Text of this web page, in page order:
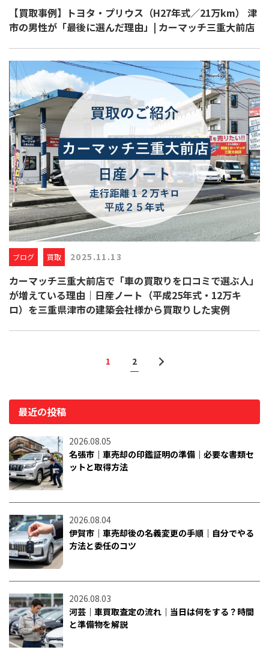
【買取事例】トヨタ・プリウス（H27年式／21万km） 津
市の男性が「最後に選んだ理由」| カーマッチ三重大前店
ブログ 買取 2025.11.13
カーマッチ三重大前店で「車の買取りを口コミで選ぶ人」
が増えている理由｜日産ノート（平成25年式・12万キ
ロ）を三重県津市の建築会社様から買取りした実例
1 2
最近の投稿
2026.08.05
名張市｜車売却の印鑑証明の準備｜必要な書類セ
ットと取得方法
2026.08.04
伊賀市｜車売却後の名義変更の手順｜自分でやる
方法と委任のコツ
2026.08.03
河芸｜車買取査定の流れ｜当日は何をする？時間
と準備物を解説